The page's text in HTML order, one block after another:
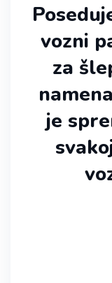
vozni
za
je